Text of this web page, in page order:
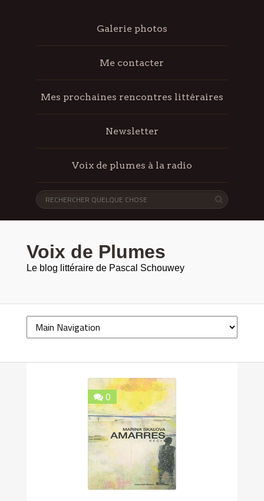
Galerie photos
Me contacter
Mes prochaines rencontres littéraires
Newsletter
Voix de plumes à la radio
Voix de Plumes
Le blog littéraire de Pascal Schouwey
0